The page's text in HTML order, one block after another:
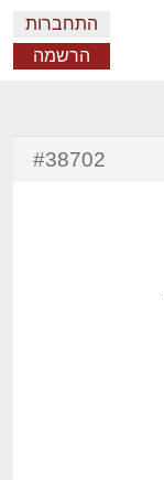
התחברות
הרשמה
#38702